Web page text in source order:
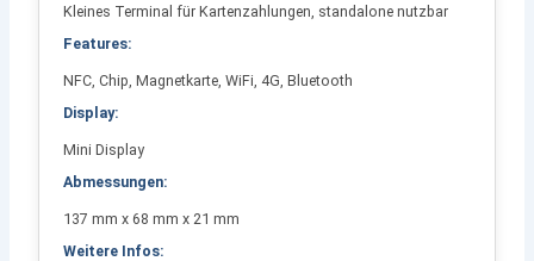
Kleines Terminal für Kartenzahlungen, standalone nutzbar
Features:
NFC, Chip, Magnetkarte, WiFi, 4G, Bluetooth
Display:
Mini Display
Abmessungen:
137 mm x 68 mm x 21 mm
Weitere Infos: